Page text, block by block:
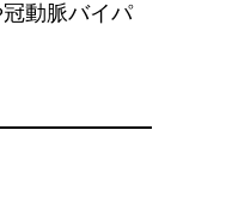
動脈バイパ